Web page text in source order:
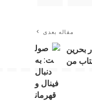
مقاله بعدی
بحرین
من